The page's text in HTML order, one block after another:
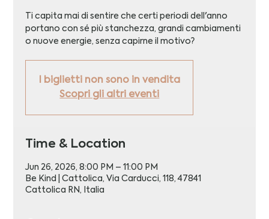
Ti capita mai di sentire che certi periodi dell'anno
portano con sé più stanchezza, grandi cambiamenti
o nuove energie, senza capirne il motivo?
I biglietti non sono in vendita
Scopri gli altri eventi
Time & Location
Jun 26, 2026, 8:00 PM – 11:00 PM
Be Kind | Cattolica, Via Carducci, 118, 47841
Cattolica RN, Italia